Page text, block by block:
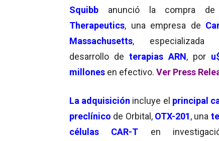
Squibb
anunció la compra de
Therapeutics, una empresa de
Massachusetts,
desarrollo de terapias ARN, por
millones en efectivo. Ver Press
La adquisición incluye el principal
preclínico de Orbital, OTX-201, una
células CAR-T
en